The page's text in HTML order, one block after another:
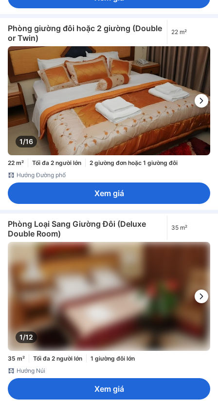
Phòng giường đôi hoặc 2 giường (Double
or Twin)
22 m²
1/16
22 m² Tối đa 2 người lớn
2 giường đơn hoặc 1 giường đôi
Hướng Đường phố
Xem giá
Phòng Loại Sang Giường Đôi (Deluxe
Double Room)
35 m²
1/12
35 m² Tối đa 2 người lớn
1 giường đôi lớn
Hướng Núi
Xem giá